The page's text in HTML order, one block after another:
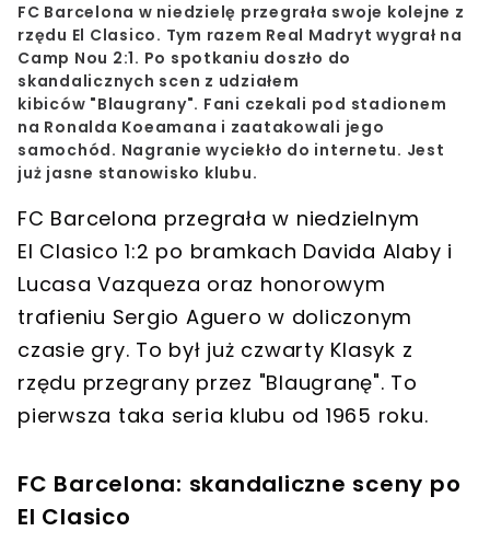
FC Barcelona w niedzielę przegrała swoje kolejne z
rzędu El Clasico. Tym razem Real Madryt wygrał na
Camp Nou 2:1. Po spotkaniu doszło do
skandalicznych scen z udziałem
kibiców "Blaugrany". Fani czekali pod stadionem
na Ronalda Koeamana i zaatakowali jego
samochód. Nagranie wyciekło do internetu. Jest
już jasne stanowisko klubu.
FC Barcelona przegrała w niedzielnym
El Clasico 1:2 po bramkach Davida Alaby i
Lucasa Vazqueza oraz honorowym
trafieniu Sergio Aguero w doliczonym
czasie gry. To był już czwarty Klasyk z
rzędu przegrany przez "Blaugranę". To
pierwsza taka seria klubu od 1965 roku.
FC Barcelona: skandaliczne sceny po
El Clasico